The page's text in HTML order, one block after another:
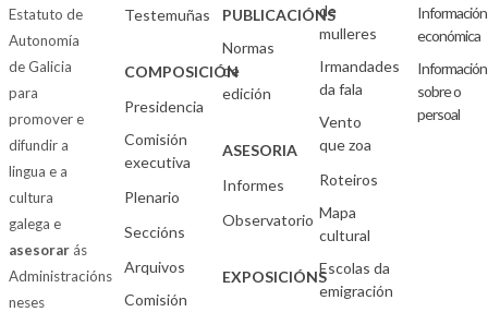
Estatuto de
Autonomía
de Galicia
para
promover e
difundir a
lingua e a
cultura
galega e
asesorarás
Administracións
neses
Testemuñas
COMPOSICIÓN
Presidencia
Comisión
executiva
Plenario
Seccións
Arquivos
Comisión
PUBLICACIÓNS
Normas
de
edición
ASESORIA
Informes
Observatorio
EXPOSICIÓNS
de
mulleres
Irmandades
da fala
Vento
que zoa
Roteiros
Mapa
cultural
Escolas da
emigración
Información
económica
Información
sobre o
persoal